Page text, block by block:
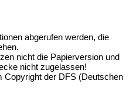
abgerufen werden, die
nicht die Papierversion und
nicht zugelassen!
Copyright der DFS (Deutschen